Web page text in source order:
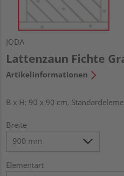
JODA
Lattenzaun Fichte
Artikelinformationen
B x H: 90 x 90 cm,
Breite
Elementart